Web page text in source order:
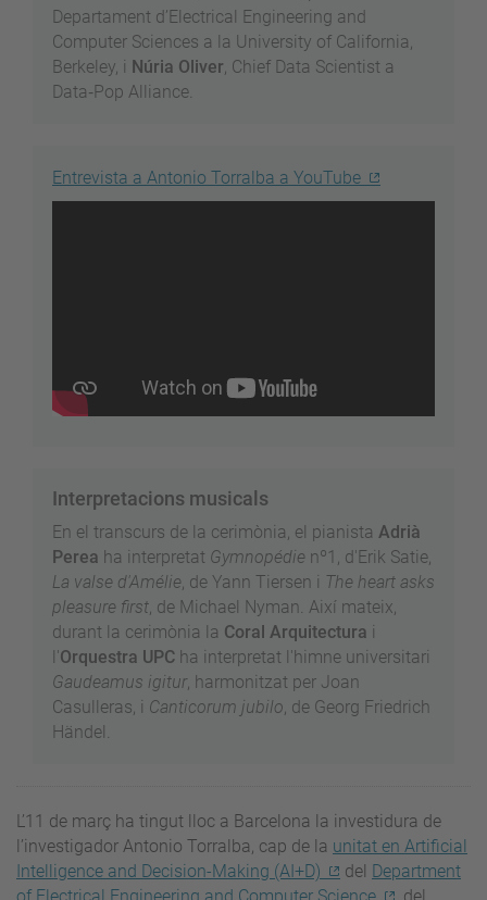
Departament d’Electrical Engineering and
Computer Sciences a la University of California,
Berkeley, i Núria Oliver , Chief Data Scientist a
Data‐Pop Alliance.
Entrevista a Antonio Torralba a YouTube
Interpretacions musicals
En el transcurs de la cerimònia, el pianista Adrià
Perea ha interpretat Gymnopédie nº1, d'Erik Satie,
La valse d'Amélie , de Yann Tiersen i The heart asks
pleasure first , de Michael Nyman. Així mateix,
durant la cerimònia la Coral Arquitectura i
l'Orquestra UPC ha interpretat l'himne universitari
Gaudeamus igitur, harmonitzat per Joan
Casulleras, i Canticorum jubilo , de Georg Friedrich
Händel.
L’11 de març ha tingut lloc a Barcelona la investidura de
l’investigador Antonio Torralba, cap de la unitat en Artificial
Intelligence and Decision-Making (AI+D)
del Department